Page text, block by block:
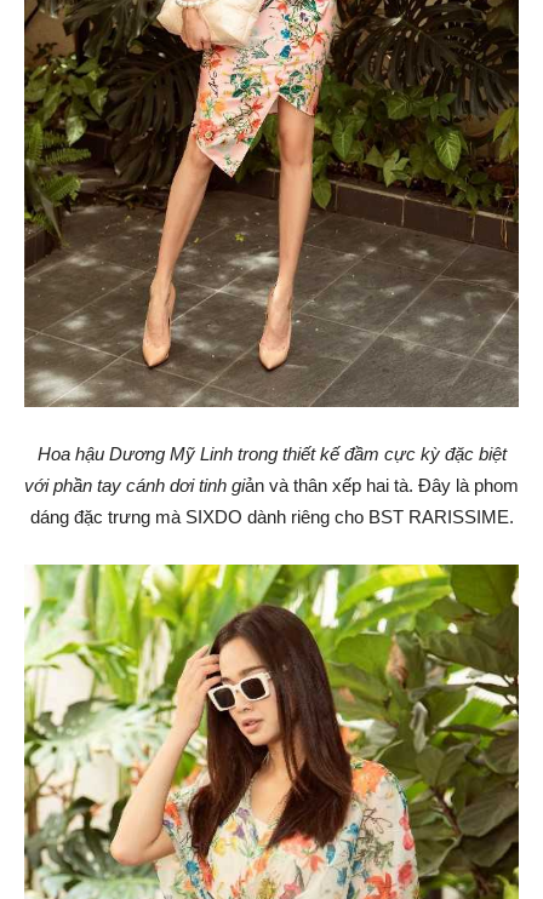
Hoa hậu Dương Mỹ Linh trong thiết kế đầm cực kỳ đặc biệt
với phần tay cánh dơi tinh giản và thân xếp hai tà. Đây là phom
dáng đặc trưng mà SIXDO dành riêng cho BST RARISSIME.